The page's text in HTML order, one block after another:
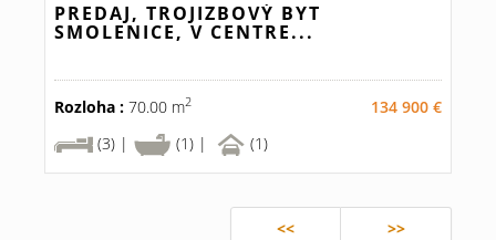
PREDAJ, TROJIZBOVÝ BYT
SMOLENICE, V CENTRE...
Rozloha : 70.00 m2
134 900 €
(3) |
(1) | (1)
<< >>